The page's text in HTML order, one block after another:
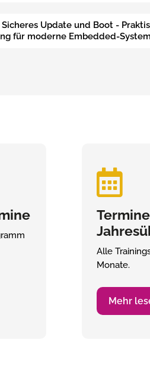
Update und Boot -
für moderne Embedded-

Alle
Monate.
Mehr